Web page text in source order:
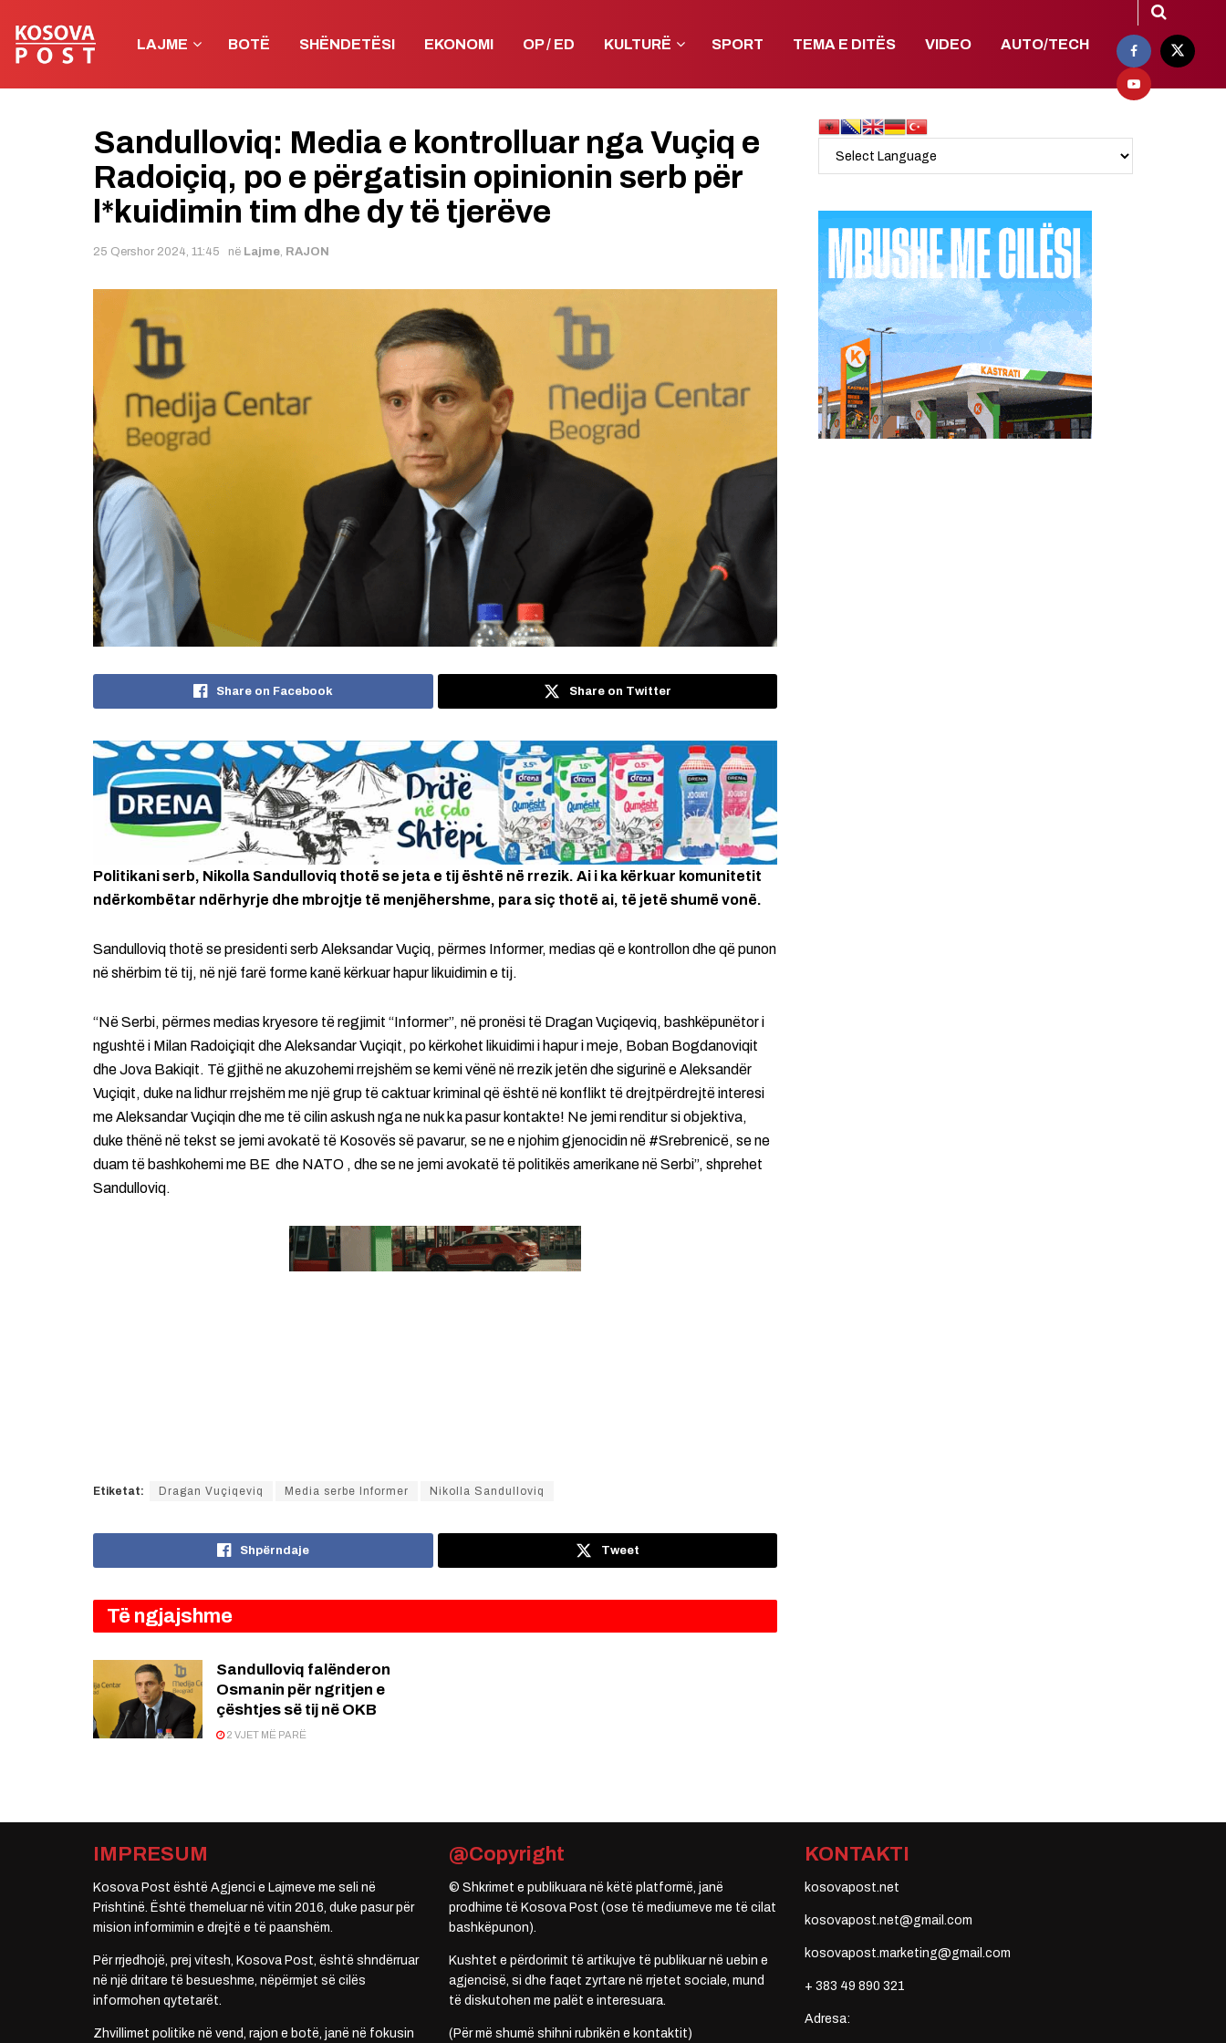
LAJME BOTË SHËNDETËSI EKONOMI OP / ED KULTURË SPORT TEMA E DITËS VIDEO AUTO/TECH
Sandulloviq: Media e kontrolluar nga Vuçiq e
Radoiçiq, po e përgatisin opinionin serb për
l*kuidimin tim dhe dy të tjerëve
25 Qershor 2024, 11:45 në Lajme, RAJON
Share on Facebook Share on Twitter
Politikani serb, Nikolla Sandulloviq thotë se jeta e tij është në rrezik. Ai i ka kërkuar komunitetit
ndërkombëtar ndërhyrje dhe mbrojtje të menjëhershme, para siç thotë ai, të jetë shumë vonë.
Sandulloviq thotë se presidenti serb Aleksandar Vuçiq, përmes Informer, medias që e kontrollon dhe që punon
në shërbim të tij, në një farë forme kanë kërkuar hapur likuidimin e tij.
“Në Serbi, përmes medias kryesore të regjimit “Informer”, në pronësi të Dragan Vuçiqeviq, bashkëpunëtor i
ngushtë i Milan Radoiçiqit dhe Aleksandar Vuçiqit, po kërkohet likuidimi i hapur i meje, Boban Bogdanoviqit
dhe Jova Bakiqit. Të gjithë ne akuzohemi rrejshëm se kemi vënë në rrezik jetën dhe sigurinë e Aleksandër
Vuçiqit, duke na lidhur rrejshëm me një grup të caktuar kriminal që është në konflikt të drejtpërdrejtë interesi
me Aleksandar Vuçiqin dhe me të cilin askush nga ne nuk ka pasur kontakte! Ne jemi renditur si objektiva,
duke thënë në tekst se jemi avokatë të Kosovës së pavarur, se ne e njohim gjenocidin në #Srebrenicë, se ne
duam të bashkohemi me BE dhe NATO , dhe se ne jemi avokatë të politikës amerikane në Serbi”, shprehet
Sandulloviq.
Etiketat: Dragan Vuçiqeviq Media serbe Informer Nikolla Sandulloviq
Shpërndaje Tweet
Të ngjajshme
Sandulloviq falënderon
Osmanin për ngritjen e
çështjes së tij në OKB
2 VJET MË PARË
IMPRESUM
Kosova Post është Agjenci e Lajmeve me seli në
Prishtinë. Është themeluar në vitin 2016, duke pasur për
mision informimin e drejtë e të paanshëm.
Për rrjedhojë, prej vitesh, Kosova Post, është shndërruar
në një dritare të besueshme, nëpërmjet së cilës
informohen qytetarët.
Zhvillimet politike në vend, rajon e botë, janë në fokusin
@Copyright
© Shkrimet e publikuara në këtë platformë, janë
prodhime të Kosova Post (ose të mediumeve me të cilat
bashkëpunon).
Kushtet e përdorimit të artikujve të publikuar në uebin e
agjencisë, si dhe faqet zyrtare në rrjetet sociale, mund
të diskutohen me palët e interesuara.
(Për më shumë shihni rubrikën e kontaktit)
KONTAKTI
kosovapost.net
kosovapost.net@gmail.com
kosovapost.marketing@gmail.com
+ 383 49 890 321
Adresa: